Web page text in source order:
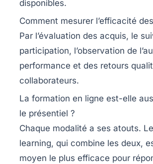
disponibles.
Comment mesurer l’efficacité
Par l’évaluation des acquis, le
participation, l’observation de
performance et des retours
collaborateurs.
La formation en ligne est-elle
le présentiel ?
Chaque modalité a ses atouts.
learning, qui combine les deux,
moyen le plus efficace pour